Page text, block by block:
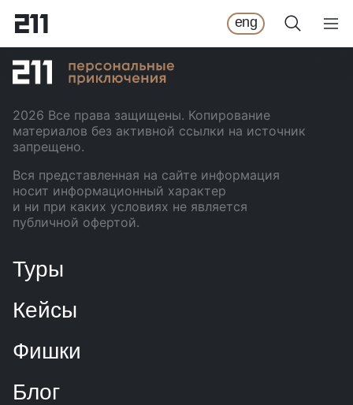
eng
2026 Все права защищены. Копирование
материалов без активной ссылки на источник
запрещено.
Вся представленная на сайте информация
носит информационный характер
и ни при каких условиях не является
публичной офертой.
Туры
Кейсы
Фишки
Блог